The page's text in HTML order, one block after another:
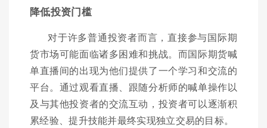
降低投资门槛
对于许多普通投资者而言，直接参与国际期
货市场可能面临诸多困难和挑战。而国际期货喊
单直播间的出现为他们提供了一个学习和交流的
平台。通过观看直播、跟随分析师的喊单操作以
及与其他投资者的交流互动，投资者可以逐渐积
累经验、提升技能并最终实现独立交易的目标。